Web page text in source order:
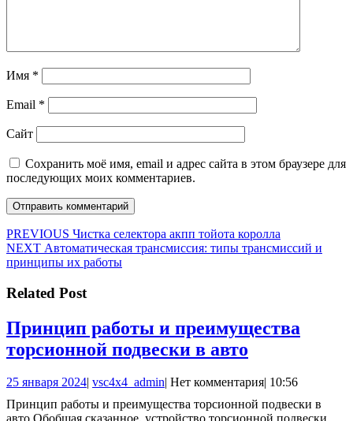
Имя *
Email *
Сайт
Сохранить моё имя, email и адрес сайта в этом браузере для
последующих моих комментариев.
Навигация
по
PREVIOUS Предыдущая
запись:
Чистка селектора акпп тойота королла
NEXT Следующая
запись:
Автоматическая трансмиссия: типы трансмиссий и
принципы их работы
Related Post
Принцип работы и преимущества
торсионной подвески в авто
и
25 января 202425
2024
| vsc4x4_adminvsc4x4_admin
| Нет комментария| 10:56
Принцип работы и преимущества торсионной подвески в